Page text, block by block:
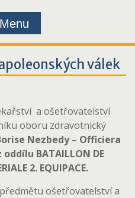
Menu
válek
a ošetřovatelství
oboru zdravotnický
Nezbedy – Officiera
BATAILLON DE
2. EQUIPACE.
ošetřovatelství a